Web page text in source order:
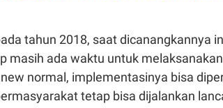
tahun 2018, saat dicanangkannya
masih ada waktu untuk
normal, implementasinya bisa
tetap bisa dijalankan